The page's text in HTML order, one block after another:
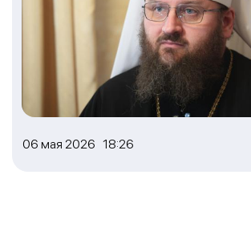
06 мая 2026 18:26